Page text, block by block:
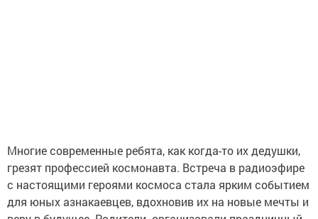
Многие современные ребята, как когда-то их дедушки,
грезят профессией космонавта. Встреча в радиоэфире
с настоящими героями космоса стала ярким событием
для юных азнакаевцев, вдохновив их на новые мечты и